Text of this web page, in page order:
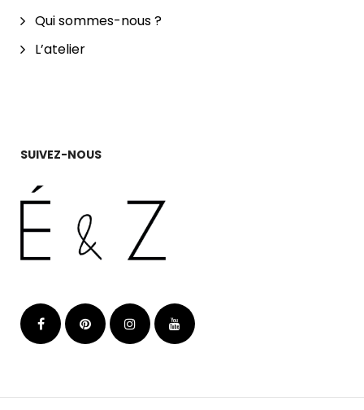
Qui sommes-nous ?
L’atelier
SUIVEZ-NOUS